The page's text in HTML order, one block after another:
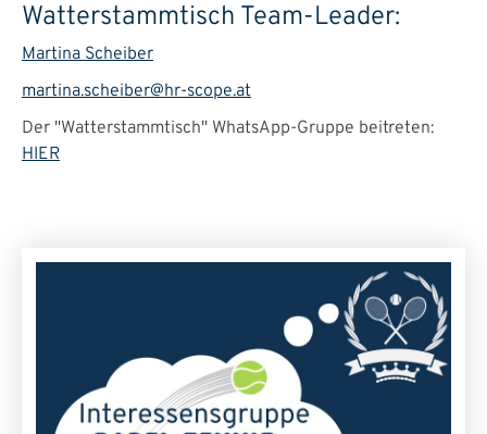
Watterstammtisch Team-Leader:
Martina Scheiber
martina.scheiber@hr-scope.at
Der "Watterstammtisch" WhatsApp-Gruppe beitreten:
HIER